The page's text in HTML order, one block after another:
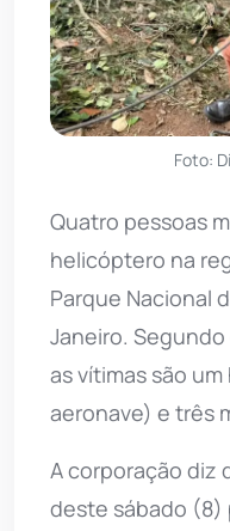
Foto:
Quatro pessoas
helicóptero na
Parque Nacional
Janeiro.
as vítimas são
aeronave) e três
A corporação diz
deste sábado (8)